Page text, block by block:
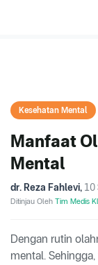
Kesehatan Mental
Manfaat
Mental
dr. Reza Fahlevi, 10
Ditinjau Oleh Tim Medis
Dengan rutin
mental.